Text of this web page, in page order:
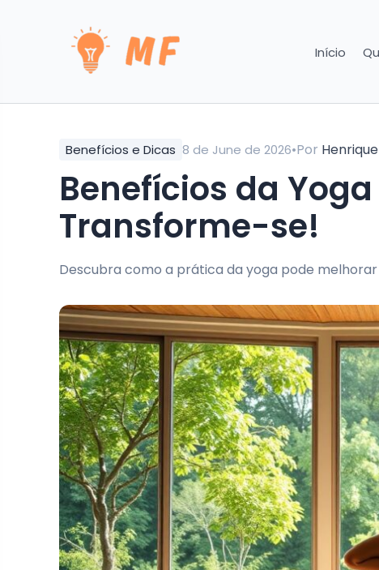
Início
Benefícios e Dicas 8 de June de 2026•Por Henrique
Benefícios da
Transforme-se!
Descubra como a prática da yoga pode